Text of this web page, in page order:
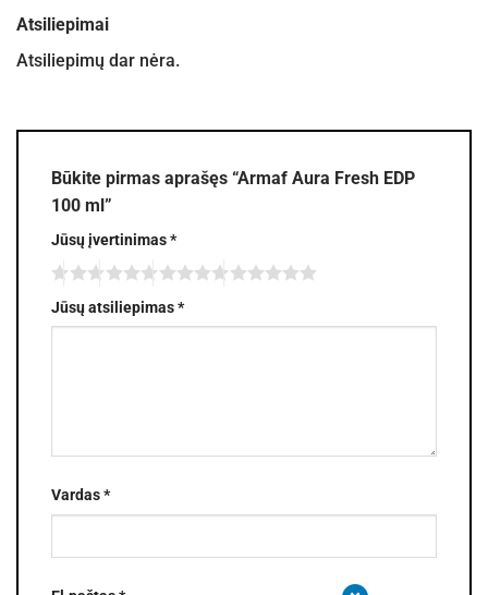
Atsiliepimai
Atsiliepimų dar nėra.
Būkite pirmas aprašęs “Armaf Aura Fresh EDP
100 ml”
Jūsų įvertinimas*
Jūsų atsiliepimas*
Vardas*